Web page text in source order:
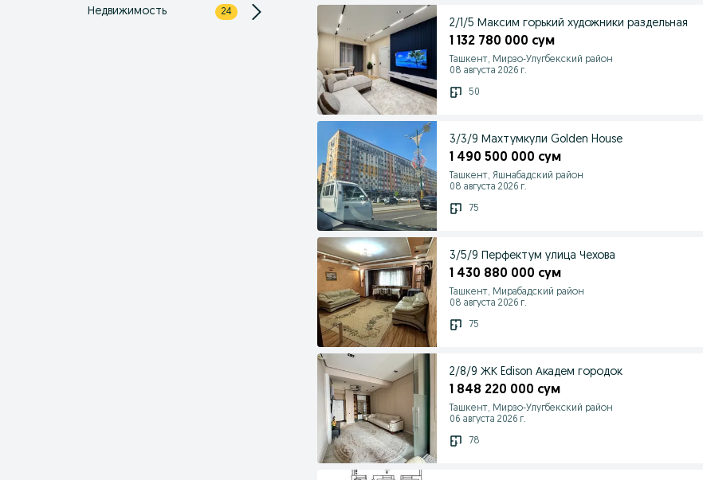
Недвижимость 24
2/1/5 Максим горький художники раздельная
1 132 780 000 сум
Ташкент, Мирзо-Улугбекский район
08 августа 2026 г.
50
3/3/9 Махтумкули Golden House
1 490 500 000 сум
Ташкент, Яшнабадский район
08 августа 2026 г.
75
3/5/9 Перфектум улица Чехова
1 430 880 000 сум
Ташкент, Мирабадский район
08 августа 2026 г.
75
2/8/9 ЖК Edison Академ городок
1 848 220 000 сум
Ташкент, Мирзо-Улугбекский район
06 августа 2026 г.
78